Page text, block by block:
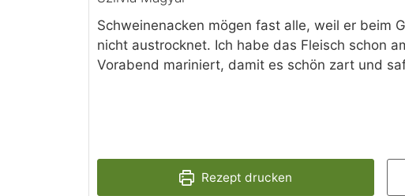
Schweinenacken mögen fast alle, weil er beim
nicht austrocknet. Ich habe das Fleisch schon
Vorabend mariniert, damit es schön zart und
Rezept drucken